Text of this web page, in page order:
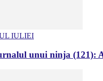
IULIEI
unui ninja (121):